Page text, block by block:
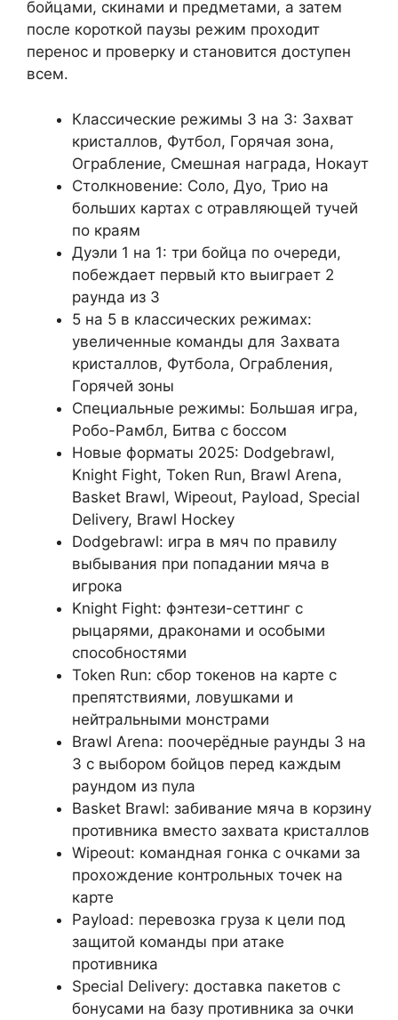
бойцами, скинами и предметами, а затем
после короткой паузы режим проходит
перенос и проверку и становится доступен
всем.
Классические режимы 3 на 3: Захват
кристаллов, Футбол, Горячая зона,
Ограбление, Смешная награда, Нокаут
Столкновение: Соло, Дуо, Трио на
больших картах с отравляющей тучей
по краям
Дуэли 1 на 1: три бойца по очереди,
побеждает первый кто выиграет 2
раунда из 3
5 на 5 в классических режимах:
увеличенные команды для Захвата
кристаллов, Футбола, Ограбления,
Горячей зоны
Специальные режимы: Большая игра,
Робо-Рамбл, Битва с боссом
Новые форматы 2025: Dodgebrawl,
Knight Fight, Token Run, Brawl Arena,
Basket Brawl, Wipeout, Payload, Special
Delivery, Brawl Hockey
Dodgebrawl: игра в мяч по правилу
выбывания при попадании мяча в
игрока
Knight Fight: фэнтези-сеттинг с
рыцарями, драконами и особыми
способностями
Token Run: сбор токенов на карте с
препятствиями, ловушками и
нейтральными монстрами
Brawl Arena: поочерёдные раунды 3 на
3 с выбором бойцов перед каждым
раундом из пула
Basket Brawl: забивание мяча в корзину
противника вместо захвата кристаллов
Wipeout: командная гонка с очками за
прохождение контрольных точек на
карте
Payload: перевозка груза к цели под
защитой команды при атаке
противника
Special Delivery: доставка пакетов с
бонусами на базу противника за очки